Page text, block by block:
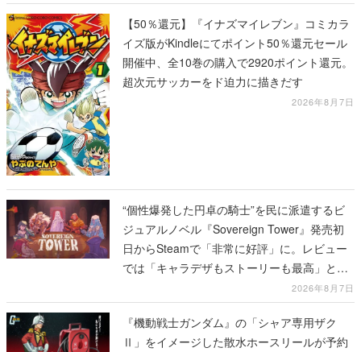
【50％還元】『イナズマイレブン』コミカラ
イズ版がKindleにてポイント50％還元セール
開催中、全10巻の購入で2920ポイント還元。
超次元サッカーをド迫力に描きだす
2026年8月7日
“個性爆発した円卓の騎士”を民に派遣するビ
ジュアルノベル『Sovereign Tower』発売初
日からSteamで「非常に好評」に。レビュー
では「キャラデザもストーリーも最高」と称
2026年8月7日
『機動戦士ガンダム』の「シャア専用ザク
Ⅱ」をイメージした散水ホースリールが予約